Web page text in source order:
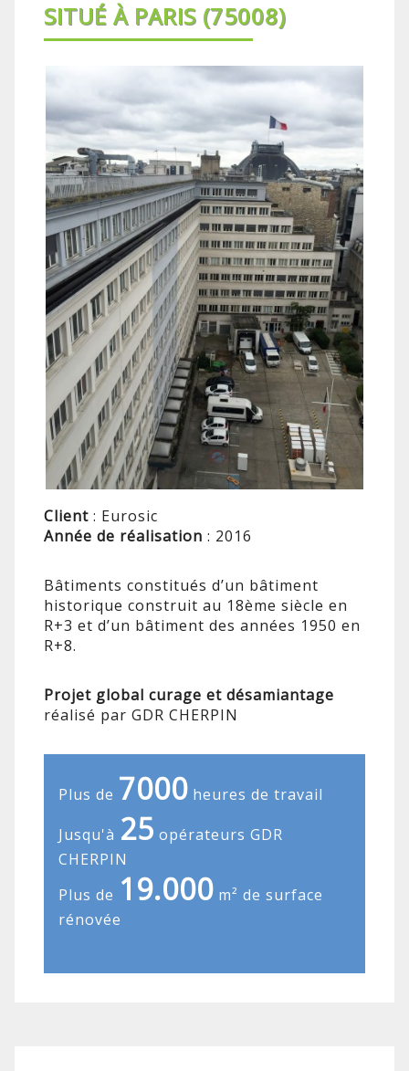
SITUÉ À PARIS (75008)
Client : Eurosic
Année de réalisation : 2016
Bâtiments constitués d’un bâtiment
historique construit au 18ème siècle en
R+3 et d’un bâtiment des années 1950 en
R+8.
Projet global curage et désamiantage
réalisé par GDR CHERPIN
Plus de 7000 heures de travail
Jusqu'à 25 opérateurs GDR
CHERPIN
Plus de 19.000 m² de surface
rénovée